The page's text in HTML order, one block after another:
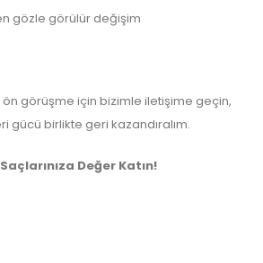
gözle görülür değişim
görüşme için bizimle iletişime geçin,
gücü birlikte geri kazandıralım.
Değer Katın!